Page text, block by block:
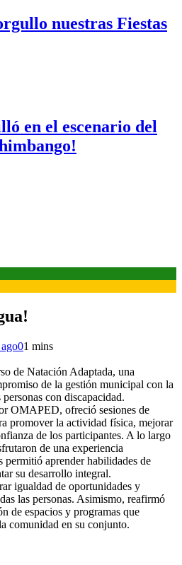
nuestras Fiestas
en el escenario del
01 mins
de Natación Adaptada, una
de la gestión municipal con la
con discapacidad.
OMAPED, ofreció sesiones de
promover la actividad física, mejorar
de los participantes. A lo largo
de una experiencia
permitió aprender habilidades de
su desarrollo integral.
igualdad de oportunidades y
las personas. Asimismo, reafirmó
de espacios y programas que
comunidad en su conjunto.